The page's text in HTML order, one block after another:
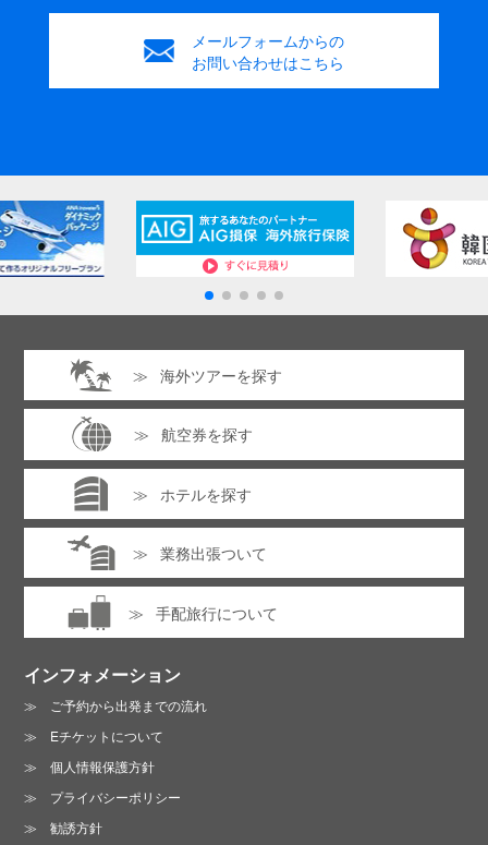
メールフォームからの
お問い合わせはこちら
海外ツアーを探す
航空券を探す
ホテルを探す
業務出張ついて
手配旅行について
インフォメーション
ご予約から出発までの流れ
Eチケットについて
個人情報保護方針
プライバシーポリシー
勧誘方針